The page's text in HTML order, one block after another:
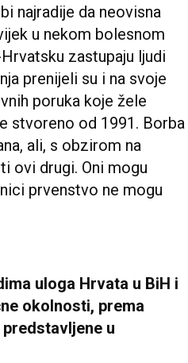
najradije da neovisna
u nekom bolesnom
zastupaju ljudi
prenijeli su i na svoje
poruka koje žele
stvoreno od 1991. Borba
ali, s obzirom na
ovi drugi. Oni mogu
prvenstvo ne mogu
uloga Hrvata u BiH i
okolnosti, prema
u